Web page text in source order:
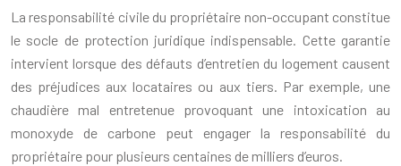
La responsabilité civile du propriétaire non-occupant constitue
le socle de protection juridique indispensable. Cette garantie
intervient lorsque des défauts d’entretien du logement causent
des préjudices aux locataires ou aux tiers. Par exemple, une
chaudière mal entretenue provoquant une intoxication au
monoxyde de carbone peut engager la responsabilité du
propriétaire pour plusieurs centaines de milliers d’euros.